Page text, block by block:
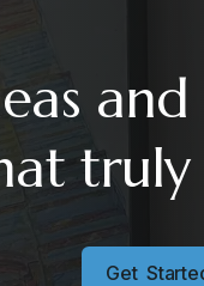
Get Starte